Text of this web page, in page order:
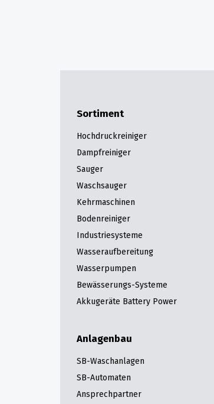
Sortiment
Hochdruckreiniger
Dampfreiniger
Sauger
Waschsauger
Kehrmaschinen
Bodenreiniger
Industriesysteme
Wasseraufbereitung
Wasserpumpen
Bewässerungs-Systeme
Akkugeräte Battery Power
Anlagenbau
SB-Waschanlagen
SB-Automaten
Ansprechpartner